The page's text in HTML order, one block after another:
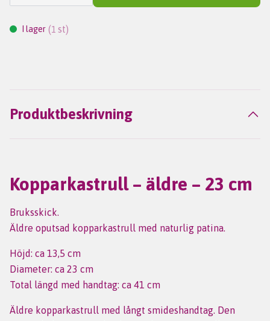
I lager (1 st)
Produktbeskrivning
Kopparkastrull – äldre – 23 cm
Bruksskick.
Äldre oputsad kopparkastrull med naturlig patina.
Höjd: ca 13,5 cm
Diameter: ca 23 cm
Total längd med handtag: ca 41 cm
Äldre kopparkastrull med långt smideshandtag. Den